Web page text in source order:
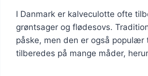
I Danmark er kalveculotte ofte
grøntsager og flødesovs.
påske, men den er også
tilberedes på mange måder,